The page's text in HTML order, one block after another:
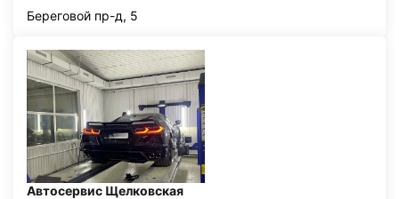
Береговой пр-д, 5
Автосервис Щелковская